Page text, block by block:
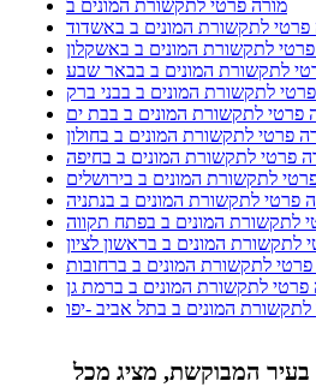
מורה פרטי לתקשורת המונים ב
פרטי לתקשורת המונים ב באשדוד
לתקשורת המונים ב באשקלון
לתקשורת המונים ב בבאר שבע
לתקשורת המונים ב בבני ברק
פרטי לתקשורת המונים ב בבת ים
פרטי לתקשורת המונים ב בחולון
פרטי לתקשורת המונים ב בחיפה
לתקשורת המונים ב בירושלים
פרטי לתקשורת המונים ב בנתניה
לתקשורת המונים ב בפתח תקווה
לתקשורת המונים ב בראשון לציון
לתקשורת המונים ב ברחובות
פרטי לתקשורת המונים ב ברמת גן
המונים ב בתל אביב -יפו
בעיר המבוקשת, מציג מכל